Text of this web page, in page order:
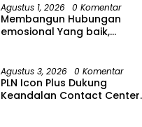
Agustus 1, 2026 0 Komentar
Membangun Hubungan
emosional Yang baik,
Riyanto, SH Sinergitas tidak
harus resmi Dengan
suasana Santai lebih Dekat
Agustus 3, 2026 0 Komentar
PLN Icon Plus Dukung
Keandalan Contact Center